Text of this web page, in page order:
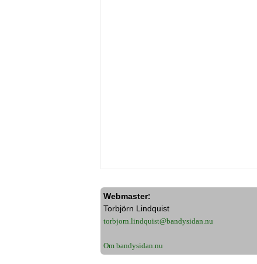
Webmaster:
Torbjörn Lindquist
torbjorn.lindquist@bandysidan.nu
Om bandysidan.nu